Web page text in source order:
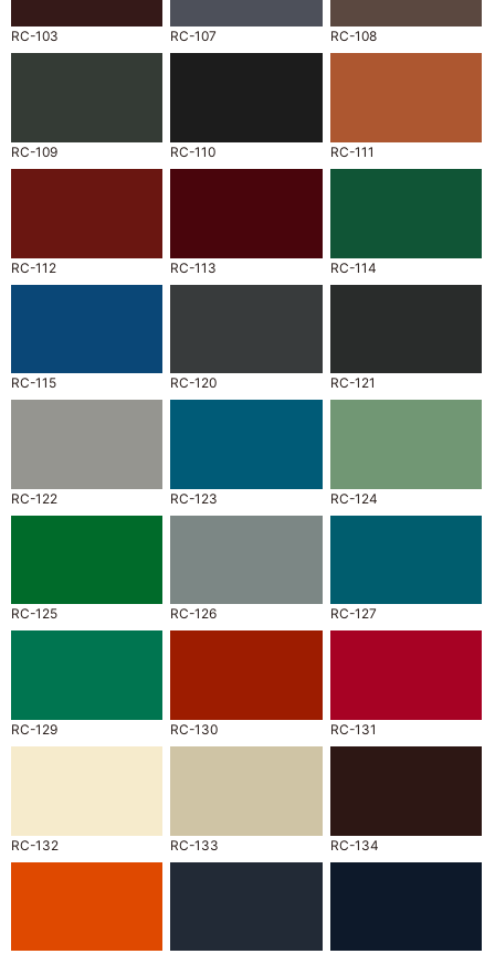
RC-103 RC-107 RC-108
RC-109 RC-110 RC-111
RC-112 RC-113 RC-114
RC-115 RC-120 RC-121
RC-122 RC-123 RC-124
RC-125 RC-126 RC-127
RC-129 RC-130 RC-131
RC-132 RC-133 RC-134